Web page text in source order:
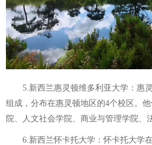
5.新西兰惠灵顿维多利亚大学：惠灵
组成，分布在惠灵顿地区的4个校区。
院、人文社会学院、商业与管理学院、
6.新西兰怀卡托大学：怀卡托大学在